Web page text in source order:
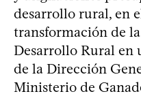
desarrollo rural, en
transformación de
Desarrollo Rural en
de la Dirección
Ministerio de